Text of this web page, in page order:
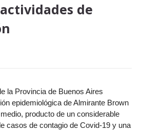
de
la Provincia de Buenos Aires
epidemiológica de Almirante Brown
producto de un considerable
casos de contagio de Covid-19 y una